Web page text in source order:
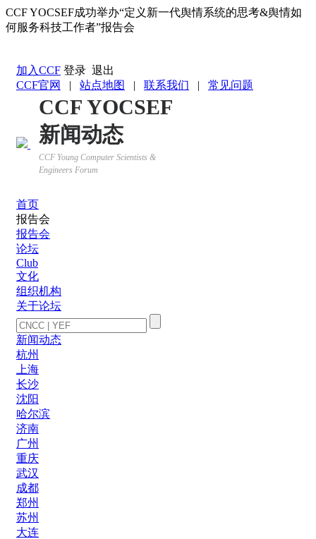
CCF YOCSEF成功举办“定义新一代舆情系统的思考&舆情如
何服务科技工作者”报告会
加入CCF 登录 退出
CCF官网
| 站点地图 | 联系我们 | 常见问题
CCF YOCSEF
新闻动态
CCF Young Computer Scientists &
Engineers Forum
首页
报告会
报告会
论坛
Club
文化
组织机构
关于论坛
新闻动态
杭州
上海
长沙
沈阳
哈尔滨
济南
广州
重庆
武汉
成都
郑州
苏州
大连